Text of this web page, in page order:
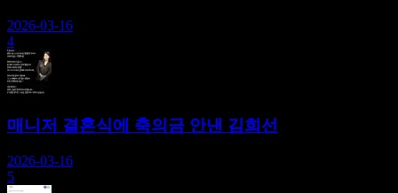
2026-03-16
4
매니저 결혼식에 축의금 안낸 김희선
2026-03-16
5